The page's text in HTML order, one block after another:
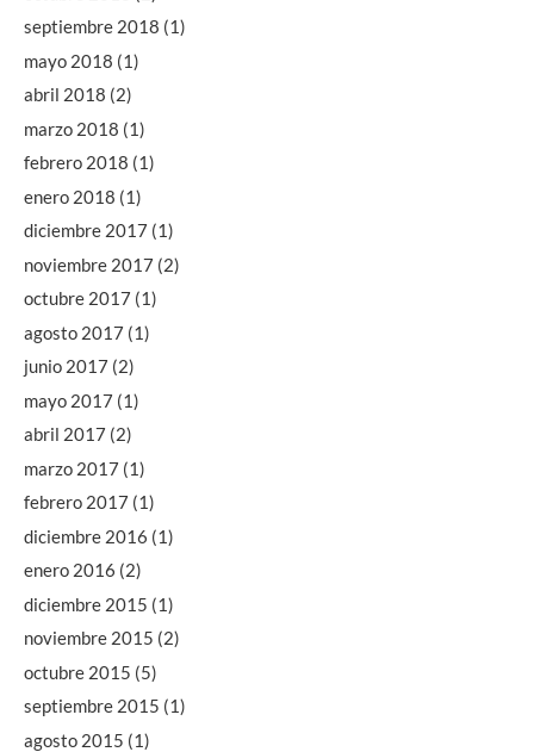
septiembre 2018 (1)
mayo 2018 (1)
abril 2018 (2)
marzo 2018 (1)
febrero 2018 (1)
enero 2018 (1)
diciembre 2017 (1)
noviembre 2017 (2)
octubre 2017 (1)
agosto 2017 (1)
junio 2017 (2)
mayo 2017 (1)
abril 2017 (2)
marzo 2017 (1)
febrero 2017 (1)
diciembre 2016 (1)
enero 2016 (2)
diciembre 2015 (1)
noviembre 2015 (2)
octubre 2015 (5)
septiembre 2015 (1)
agosto 2015 (1)